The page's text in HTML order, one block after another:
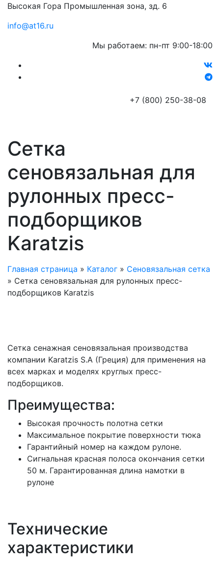
Высокая Гора Промышленная зона, зд. 6
info@at16.ru
Мы работаем: пн-пт 9:00-18:00
+7 (800) 250-38-08
Сетка
сеновязальная для
рулонных пресс-
подборщиков
Karatzis
Главная страница » Каталог » Сеновязальная сетка
» Сетка сеновязальная для рулонных пресс-
подборщиков Karatzis
Сетка сенажная сеновязальная производства
компании Karatzis S.А (Греция) для применения на
всех марках и моделях круглых пресс-
подборщиков.
Преимущества:
Высокая прочность полотна сетки
Максимальное покрытие поверхности тюка
Гарантийный номер на каждом рулоне.
Сигнальная красная полоса окончания сетки
50 м. Гарантированная длина намотки в
рулоне
Технические
характеристики